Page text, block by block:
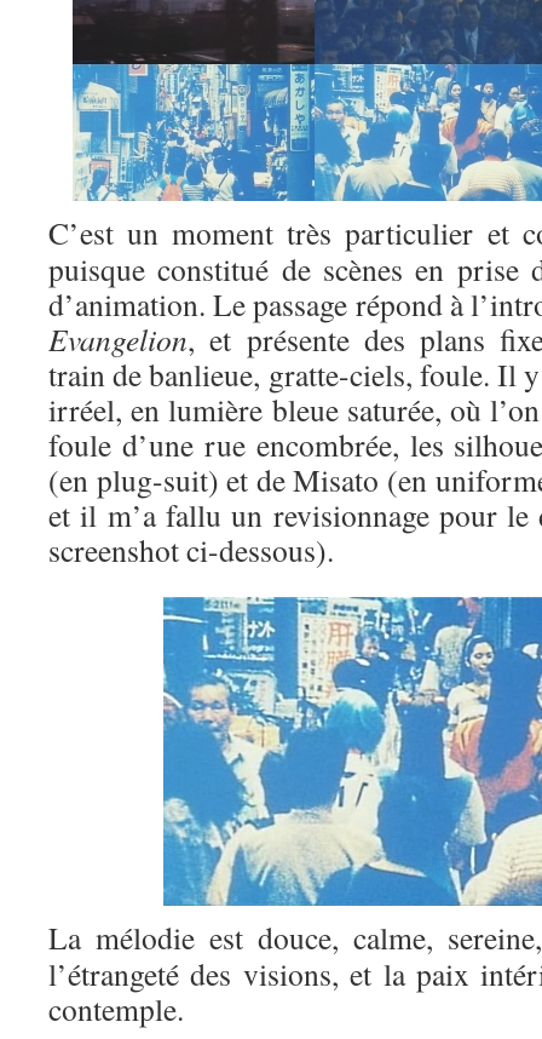
C’est un moment très particulier et
puisque constitué de scènes en prise
d’animation. Le passage répond à
Evangelion, et présente des plans
train de banlieue, gratte-ciels, foule. Il
irréel, en lumière bleue saturée, où
foule d’une rue encombrée, les
(en plug-suit) et de Misato (en
et il m’a fallu un revisionnage pour
screenshot ci-dessous).
La mélodie est douce, calme,
l’étrangeté des visions, et la paix
contemple.